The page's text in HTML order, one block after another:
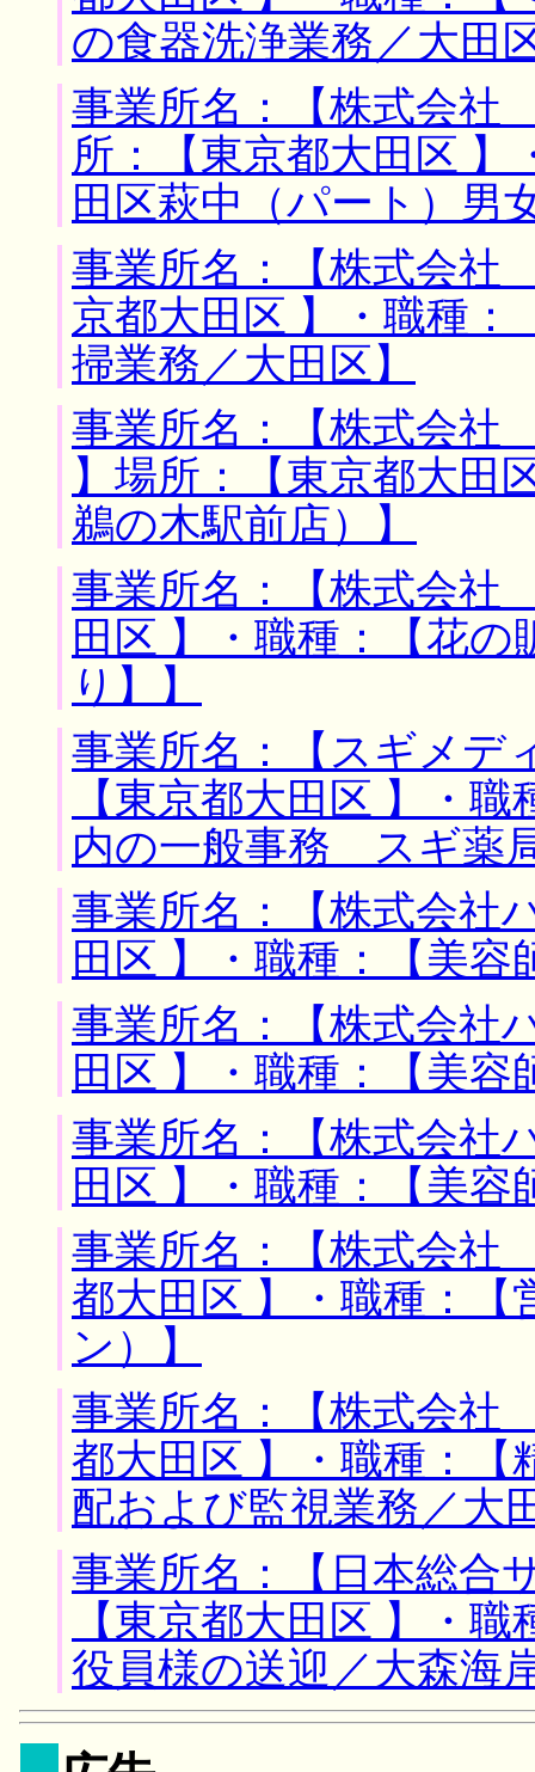
の食器洗浄業務／大田
事業所名：【株式会
所：【東京都大田区 】
田区萩中（パート）男
事業所名：【株式会社
京都大田区 】・職種：
掃業務／大田区】
事業所名：【株式会
】場所：【東京都大田
鵜の木駅前店）】
事業所名：【株式会社
田区 】・職種：【花
り】】
事業所名：【スギメ
【東京都大田区 】・
内の一般事務 スギ薬
事業所名：【株式会社
田区 】・職種：【美容
事業所名：【株式会社
田区 】・職種：【美容
事業所名：【株式会社
田区 】・職種：【美容
事業所名：【株式会
都大田区 】・職種：
ン）】
事業所名：【株式会
都大田区 】・職種：【
配および監視業務／大
事業所名：【日本総
【東京都大田区 】・
役員様の送迎／大森海